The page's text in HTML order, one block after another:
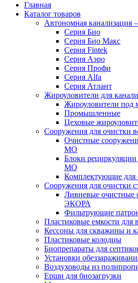
Главная
Каталог товаров
Автономная канализация
Серия Био
Серия Био Макс
Серия Fintek
Серия Аэро
Серия Профи
Серия Alfa
Серия Атлант
Жироуловители для
Жироуловители под
Промышленные
Цеховые
Сооружения для очистки
Очистные
МО
Блоки
МО
Комплектующие
Сооружения для очистки
Ливневые
ЭКОРА
Фильтрующие
Пластиковые емкости для
Кессоны для скважины и
Пластиковые колодцы
Биопрепараты для
Установки
Воздуховоды из
Ерши для биозагрузки